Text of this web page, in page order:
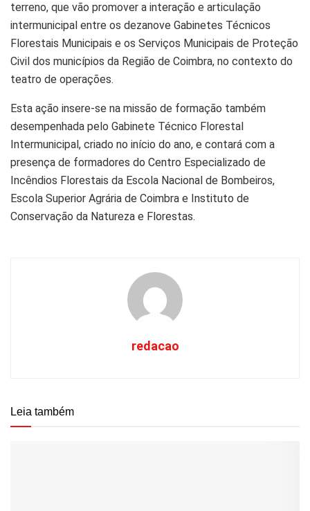
terreno, que vão promover a interação e articulação
intermunicipal entre os dezanove Gabinetes Técnicos
Florestais Municipais e os Serviços Municipais de Proteção
Civil dos municípios da Região de Coimbra, no contexto do
teatro de operações.
Esta ação insere-se na missão de formação também
desempenhada pelo Gabinete Técnico Florestal
Intermunicipal, criado no início do ano, e contará com a
presença de formadores do Centro Especializado de
Incêndios Florestais da Escola Nacional de Bombeiros,
Escola Superior Agrária de Coimbra e Instituto de
Conservação da Natureza e Florestas.
redacao
Leia também